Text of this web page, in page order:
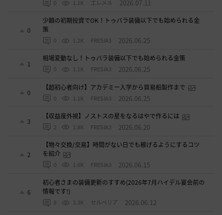
0 1.1K エレメル 2026.07.11
0
少額の初期投資でOK！トゥバラ装備以下でも始められる金
策
0 1.2K FRESIA3 2026.06.25
1
相場変動なし！トゥバラ装備以下でも始められる金策
0 1.1K FRESIA3 2026.06.25
0
【超初心者向け】アカデミー入学から貿易船製作まで
0 1.1K FRESIA3 2026.06.25
3
【収益度外視】ノストスの星をなるはやで作るには
2 1.8K FRESIA3 2026.06.20
2
【物々交換/交易】時間がない日でも稼げるようにするコツ
を紹介
0 1.6K FRESIA3 2026.06.15
6
初心者さまの装備更新のすすめ(2026年7月ハイデル宴会前の
情報です!)
8 3.3K セルベリア 2026.06.12